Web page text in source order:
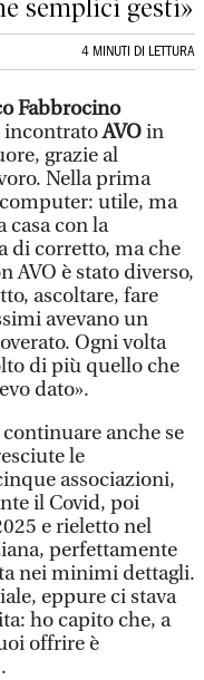
semplici gesti»
4 MINUTI DI LETTURA
Fabbrocino
incontratoAVOin
grazie al
Nella prima
utile, ma
casa con la
di corretto, ma che
AVO è stato diverso,
ascoltare, fare
avevano un
Ogni volta
di più quello che
dato».
anche se
le
associazioni,
il Covid, poi
e rieletto nel
perfettamente
nei minimi dettagli.
eppure ci stava
ho capito che, a
offrire è